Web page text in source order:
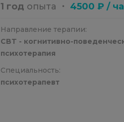
1 год опыта ・ 4500 ₽ /
Направление терапии:
CBT - когнитивно-
психотерапия
Специальность:
психотерапевт